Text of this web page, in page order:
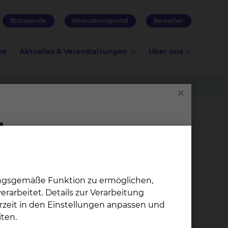
Blutspende Innovationsportal Besucher
Aktuelles & Veranstaltungen Über uns
Funktion zu ermöglichen,
Details zur Verarbeitung
in den Einstellungen anpassen und